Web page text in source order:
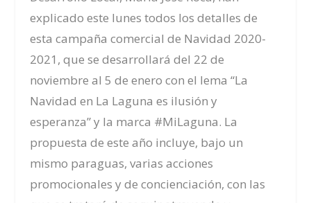
explicado este lunes todos los detalles de
esta campaña comercial de Navidad 2020-
2021, que se desarrollará del 22 de
noviembre al 5 de enero con el lema “La
Navidad en La Laguna es ilusión y
esperanza”y la marca #MiLaguna. La
propuesta de este año incluye, bajo un
mismo paraguas, varias acciones
promocionales y de concienciación, con las